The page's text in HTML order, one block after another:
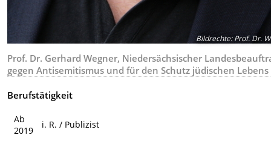
Bildrechte:Prof. Dr.
Prof. Dr. Gerhard Wegner, Niedersächsischer
gegen Antisemitismus und für den Schutz jüdischen Lebens
Berufstätigkeit
Ab
2019
i. R. / Publizist